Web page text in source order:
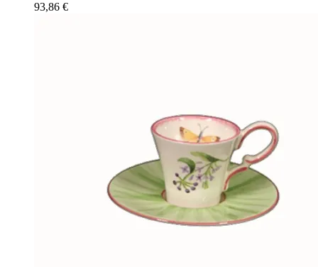
93,86 €